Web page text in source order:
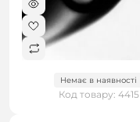
Немає в наявності
Код товару: 4415